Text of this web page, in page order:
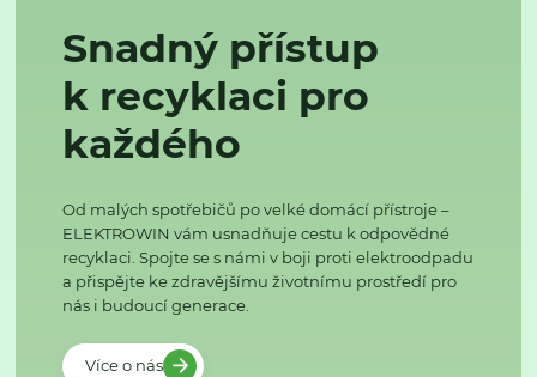
Snadný přístup
k recyklaci pro
každého
Od malých spotřebičů po velké domácí přístroje –
ELEKTROWIN vám usnadňuje cestu k odpovědné
recyklaci. Spojte se s námi v boji proti elektroodpadu
a přispějte ke zdravějšímu životnímu prostředí pro
nás i budoucí generace.
Více o nás